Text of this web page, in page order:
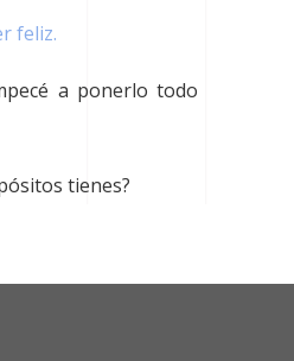
feliz.
a ponerlo todo
tienes?